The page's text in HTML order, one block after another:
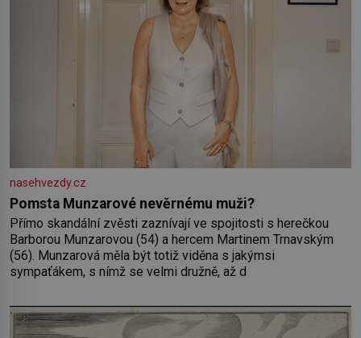
nasehvezdy.cz
Pomsta Munzarové nevěrnému muži?
Přímo skandální zvěsti zaznívají ve spojitosti s herečkou
Barborou Munzarovou (54) a hercem Martinem Trnavským
(56). Munzarová měla být totiž viděna s jakýmsi
sympaťákem, s nímž se velmi družně, až d